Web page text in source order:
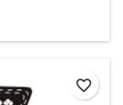
favorite_border